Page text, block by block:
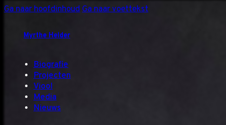
Ga naar hoofdinhoudGa naar voettekst
Myrthe Helder
Biografie
Projecten
Viool
Media
Nieuws